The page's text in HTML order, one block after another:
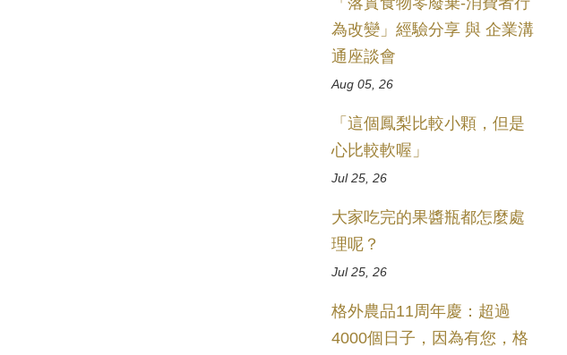
為改變」經驗分享 與 企業溝
通座談會
Aug 05, 26
「這個鳳梨比較小顆，但是
心比較軟喔」
Jul 25, 26
大家吃完的果醬瓶都怎麼處
理呢？
Jul 25, 26
格外農品11周年慶：超過
4000個日子，因為有您，格